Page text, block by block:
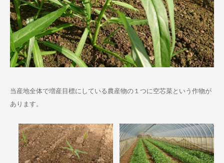
当産地全体で増産目標にしている農産物の１つに空芯菜という作物が
あります。
会社概要
ブログ
お問い合わせ